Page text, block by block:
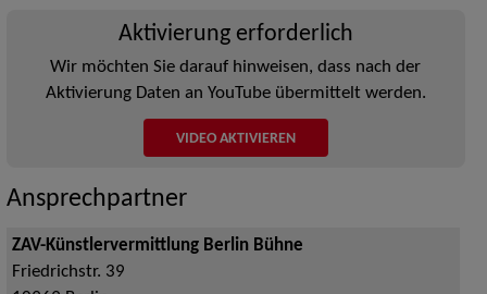
Aktivierung erforderlich
Wir möchten Sie darauf hinweisen, dass nach der
Aktivierung Daten an YouTube übermittelt werden.
VIDEO AKTIVIEREN
Ansprechpartner
ZAV-Künstlervermittlung Berlin Bühne
Friedrichstr. 39